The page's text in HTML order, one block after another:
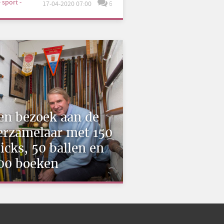
sport - 17-04-2020 07:00 6
bezoek aan de
met 150
50 ballen en
boeken